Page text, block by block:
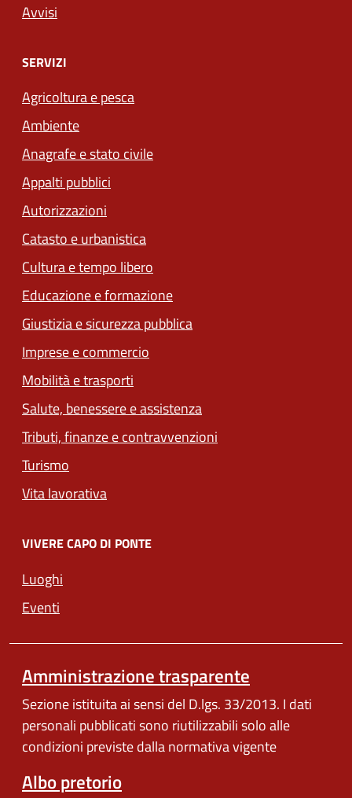
Avvisi
SERVIZI
Agricoltura e pesca
Ambiente
Anagrafe e stato civile
Appalti pubblici
Autorizzazioni
Catasto e urbanistica
Cultura e tempo libero
Educazione e formazione
Giustizia e sicurezza pubblica
Imprese e commercio
Mobilità e trasporti
Salute, benessere e assistenza
Tributi, finanze e contravvenzioni
Turismo
Vita lavorativa
VIVERE CAPO DI PONTE
Luoghi
Eventi
Amministrazione trasparente
Sezione istituita ai sensi del D.lgs. 33/2013. I dati
personali pubblicati sono riutilizzabili solo alle
condizioni previste dalla normativa vigente
Albo pretorio